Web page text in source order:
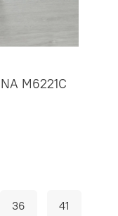
M6221C
36 41